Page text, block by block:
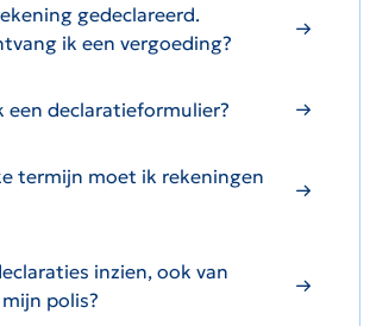
gedeclareerd.
ik een vergoeding?
een declaratieformulier?
termijn moet ik rekeningen
inzien, ook van
polis?